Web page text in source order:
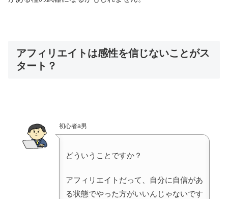
アフィリエイトは感性を信じないことがス
タート？
初心者a男
どういうことですか？
アフィリエイトだって、自分に自信があ
る状態でやった方がいいんじゃないです